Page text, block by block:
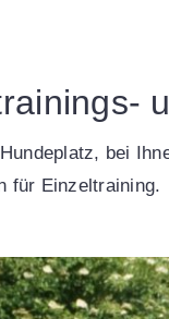
bei
für Einzeltraining.